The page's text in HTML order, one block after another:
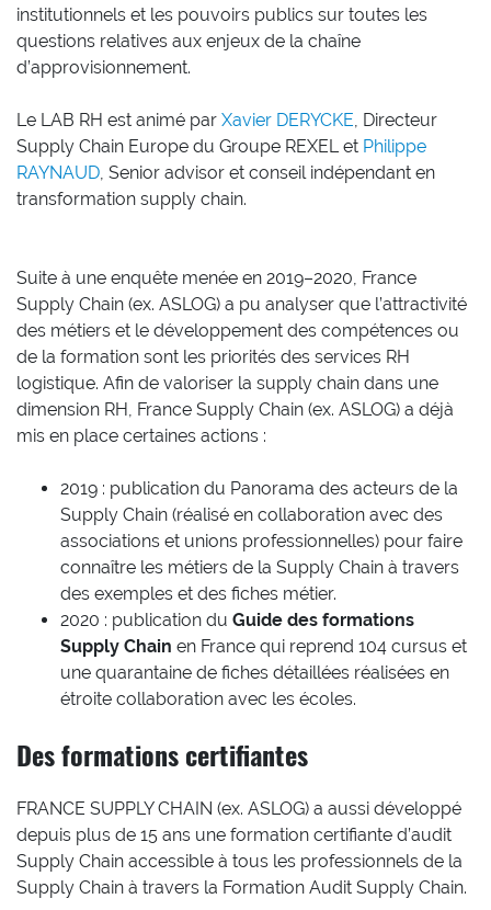
institutionnels et les pouvoirs publics sur toutes les
questions relatives aux enjeux de la chaîne
d’approvisionnement.
Le LAB RH est animé par Xavier DERYCKE, Directeur
Supply Chain Europe du Groupe REXEL et Philippe
RAYNAUD, Senior advisor et conseil indépendant en
transformation supply chain.
Suite à une enquête menée en 2019–2020, France
Supply Chain (ex. ASLOG) a pu analyser que l’attractivité
des métiers et le développement des compétences ou
de la formation sont les priorités des services RH
logistique. Afin de valoriser la supply chain dans une
dimension RH, France Supply Chain (ex. ASLOG) a déjà
mis en place certaines actions :
2019 : publication du Panorama des acteurs de la
Supply Chain (réalisé en collaboration avec des
associations et unions professionnelles) pour faire
connaître les métiers de la Supply Chain à travers
des exemples et des fiches métier.
2020 : publication du Guide des formations
Supply Chain en France qui reprend 104 cursus et
une quarantaine de fiches détaillées réalisées en
étroite collaboration avec les écoles.
Des formations certifiantes
FRANCE SUPPLY CHAIN (ex. ASLOG) a aussi développé
depuis plus de 15 ans une formation certifiante d’audit
Supply Chain accessible à tous les professionnels de la
Supply Chain à travers la Formation Audit Supply Chain.